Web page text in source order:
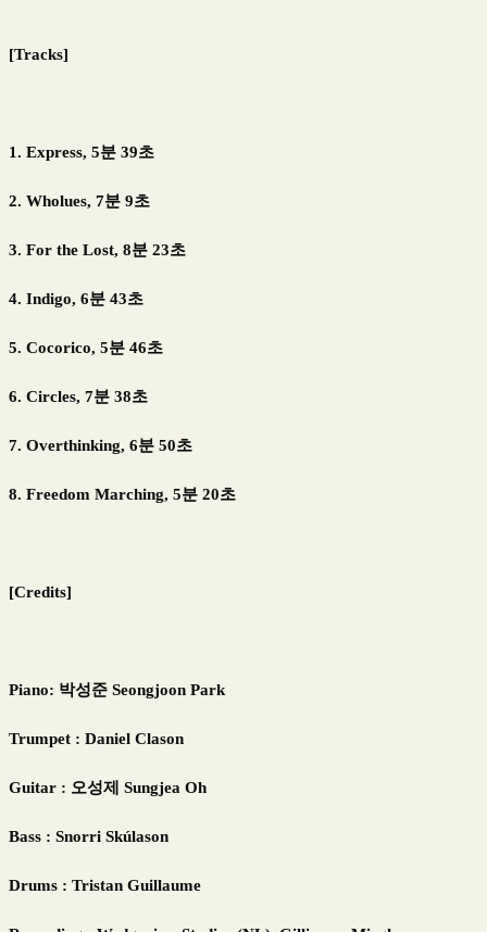
[Tracks]
1. Express, 5분 39초
2. Wholues, 7분 9초
3. For the Lost, 8분 23초
4. Indigo, 6분 43초
5. Cocorico, 5분 46초
6. Circles, 7분 38초
7. Overthinking, 6분 50초
8. Freedom Marching, 5분 20초
[Credits]
Piano: 박성준 Seongjoon Park
Trumpet : Daniel Clason
Guitar : 오성제 Sungjea Oh
Bass : Snorri Skúlason
Drums : Tristan Guillaume